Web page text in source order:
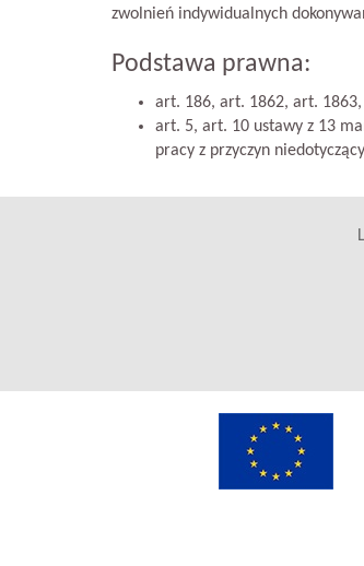
zwolnień indywidualnych
Podstawa prawna:
art. 186, art. 1862, art.
art. 5, art. 10 ustawy z 13
pracy z przyczyn